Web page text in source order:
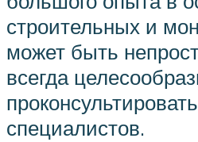
строительных и
может быть
всегда
специалистов.